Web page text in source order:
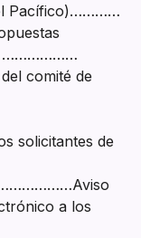
Pacífico)…………
………………
comité de
de
a los